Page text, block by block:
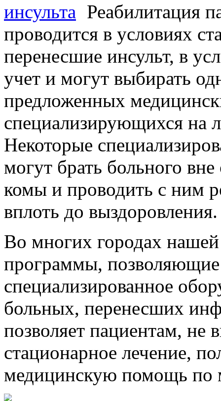
Реабилитация
проводится в условиях
перенесшие инсульт, в
учет и могут выбирать
предложенных
специализирующихся на
Некоторые
могут брать больного
комы и проводить с ним
вплоть до выздоровления.
Во многих городах
программы,
специализированное
больных, перенесших
позволяет пациентам, не
стационарное лечение,
медицинскую помощь по